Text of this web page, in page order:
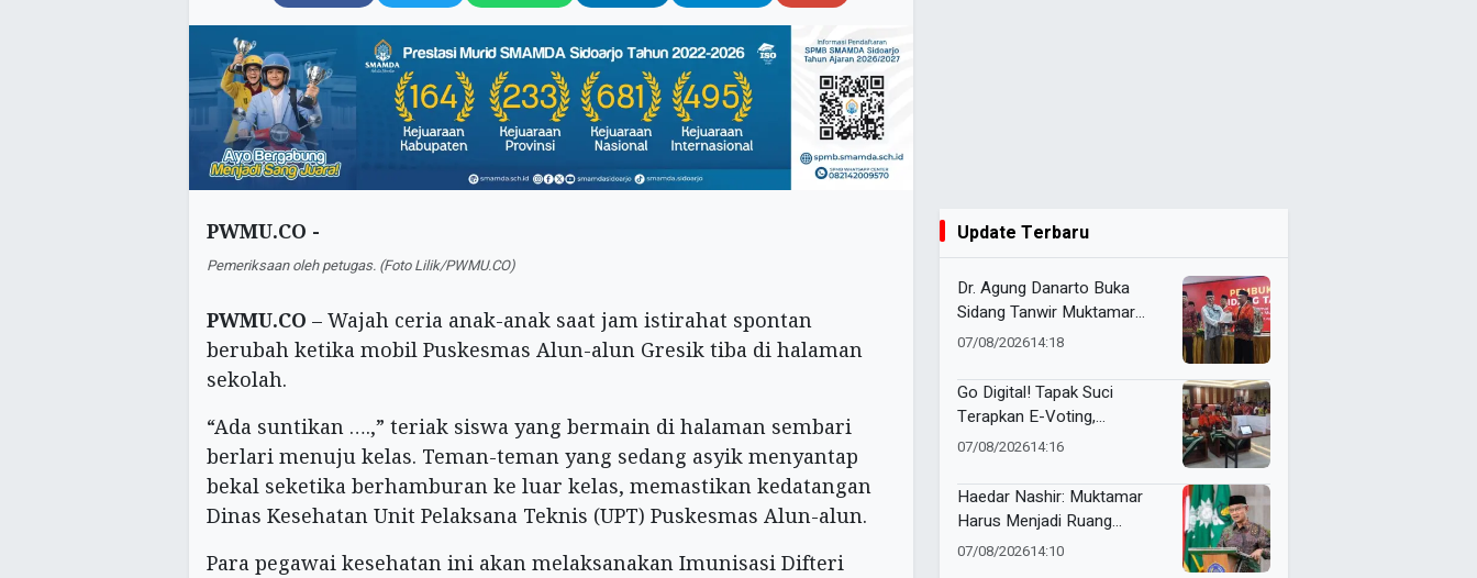
PWMU.CO -
Pemeriksaan oleh petugas. (Foto Lilik/PWMU.CO)
PWMU.CO – Wajah ceria anak-anak saat jam istirahat spontan
berubah ketika mobil Puskesmas Alun-alun Gresik tiba di halaman
sekolah.
“Ada suntikan ….,” teriak siswa yang bermain di halaman sembari
berlari menuju kelas. Teman-teman yang sedang asyik menyantap
bekal seketika berhamburan ke luar kelas, memastikan kedatangan
Dinas Kesehatan Unit Pelaksana Teknis (UPT) Puskesmas Alun-alun.
Para pegawai kesehatan ini akan melaksanakan Imunisasi Difteri
Update Terbaru
Dr. Agung Danarto Buka
Sidang Tanwir Muktamar
Tapak Suci: “Tapak Suci
Ho dan Dracin”
07/08/202614:18
Go Digital! Tapak Suci
Terapkan E-Voting,
Pemilihan Formatur
07/08/202614:16
Haedar Nashir: Muktamar
Harus Menjadi Ruang
Musyawarah, Bukan
07/08/202614:10